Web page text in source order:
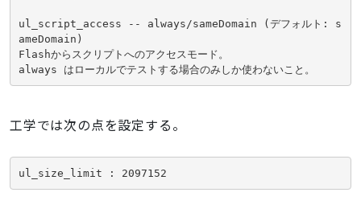
ul_script_access -- always/sameDomain (デフォルト: s
ameDomain)
Flashからスクリプトへのアクセスモード。
工学では次の点を設定する。
ul_size_limit : 2097152